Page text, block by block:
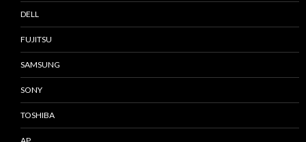
DELL
FUJITSU
SAMSUNG
SONY
TOSHIBA